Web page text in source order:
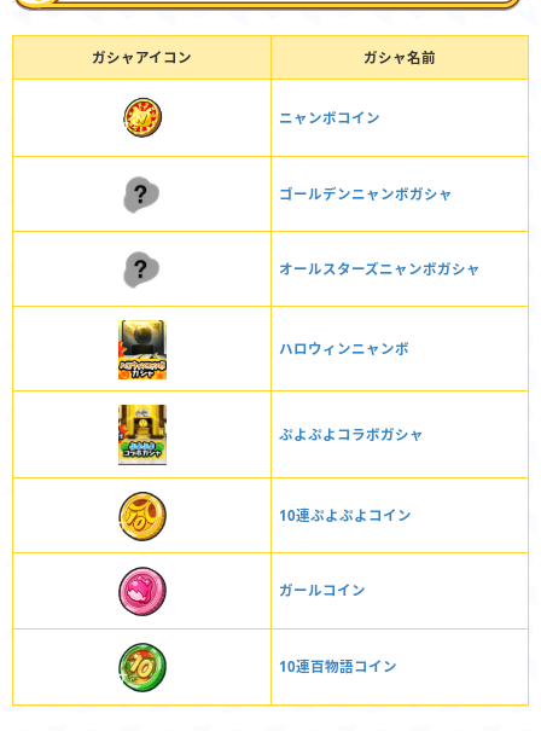
ガシャアイコン ガシャ名前
ニャンボコイン
ゴールデンニャンボガシャ
オールスターズニャンボガシャ
ハロウィンニャンボ
ぷよぷよコラボガシャ
10連ぷよぷよコイン
ガールコイン
10連百物語コイン